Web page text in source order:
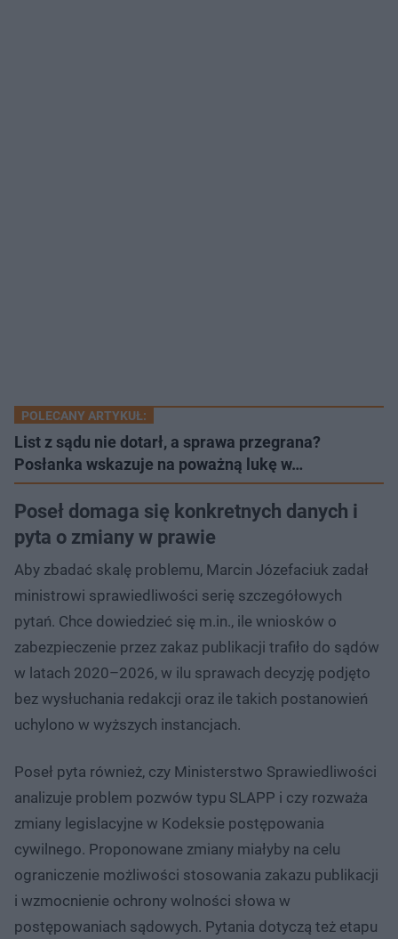
POLECANY ARTYKUŁ:
List z sądu nie dotarł, a sprawa przegrana?
Posłanka wskazuje na poważną lukę w…
Poseł domaga się konkretnych danych i
pyta o zmiany w prawie
Aby zbadać skalę problemu, Marcin Józefaciuk zadał
ministrowi sprawiedliwości serię szczegółowych
pytań. Chce dowiedzieć się m.in., ile wniosków o
zabezpieczenie przez zakaz publikacji trafiło do sądów
w latach 2020–2026, w ilu sprawach decyzję podjęto
bez wysłuchania redakcji oraz ile takich postanowień
uchylono w wyższych instancjach.
Poseł pyta również, czy Ministerstwo Sprawiedliwości
analizuje problem pozwów typu SLAPP i czy rozważa
zmiany legislacyjne w Kodeksie postępowania
cywilnego. Proponowane zmiany miałyby na celu
ograniczenie możliwości stosowania zakazu publikacji
i wzmocnienie ochrony wolności słowa w
postępowaniach sądowych. Pytania dotyczą też etapu